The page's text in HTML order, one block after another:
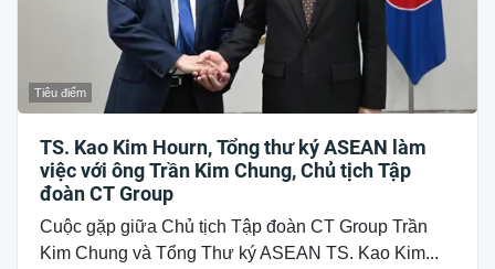
Tiêu điểm
TS. Kao Kim Hourn, Tổng thư ký ASEAN làm
việc với ông Trần Kim Chung, Chủ tịch Tập
đoàn CT Group
Cuộc gặp giữa Chủ tịch Tập đoàn CT Group Trần
Kim Chung và Tổng Thư ký ASEAN TS. Kao Kim...